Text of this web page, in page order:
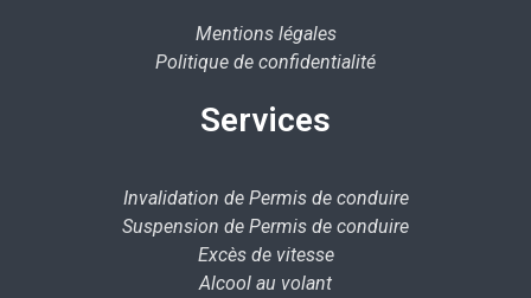
Mentions légales
Politique de confidentialité
Services
Invalidation de Permis de conduire
Suspension de Permis de conduire
Excès de vitesse
Alcool au volant